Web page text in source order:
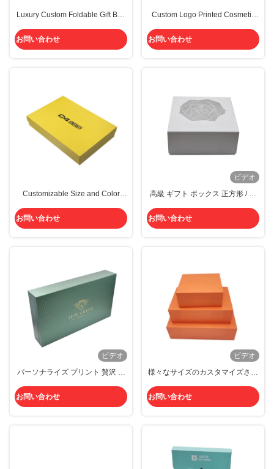
Luxury Custom Foldable Gift Box
and 2mm Paper Cardboard
お問い合わせ
Custom Logo Printed Cosmetic
and Customizable Size for Luxury
Packaging
お問い合わせ
Customizable Size and Color
Magnetic Closure for Premium
お問い合わせ
ビデオ
高級 ギフト ボックス 正方形 / 平
スタマイズする
お問い合わせ
ビデオ
パーソナライズ プリント 贅沢 パ
お問い合わせ
ビデオ
様々なサイズのカスタマイズされ
トボックス
お問い合わせ